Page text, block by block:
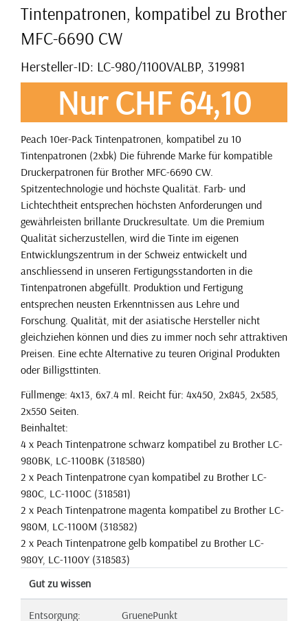
Tintenpatronen, kompatibel zu Brother
MFC-6690 CW
Hersteller-ID: LC-980/1100VALBP, 319981
Nur CHF 64,10
Peach 10er-Pack Tintenpatronen, kompatibel zu 10
Tintenpatronen (2xbk) Die führende Marke für kompatible
Druckerpatronen für Brother MFC-6690 CW.
Spitzentechnologie und höchste Qualität. Farb- und
Lichtechtheit entsprechen höchsten Anforderungen und
gewährleisten brillante Druckresultate. Um die Premium
Qualität sicherzustellen, wird die Tinte im eigenen
Entwicklungszentrum in der Schweiz entwickelt und
anschliessend in unseren Fertigungsstandorten in die
Tintenpatronen abgefüllt. Produktion und Fertigung
entsprechen neusten Erkenntnissen aus Lehre und
Forschung. Qualität, mit der asiatische Hersteller nicht
gleichziehen können und dies zu immer noch sehr attraktiven
Preisen. Eine echte Alternative zu teuren Original Produkten
oder Billigsttinten.
Füllmenge: 4x13, 6x7.4 ml. Reicht für: 4x450, 2x845, 2x585,
2x550 Seiten.
Beinhaltet:
4 x Peach Tintenpatrone schwarz kompatibel zu Brother LC-
980BK, LC-1100BK (318580)
2 x Peach Tintenpatrone cyan kompatibel zu Brother LC-
980C, LC-1100C (318581)
2 x Peach Tintenpatrone magenta kompatibel zu Brother LC-
980M, LC-1100M (318582)
2 x Peach Tintenpatrone gelb kompatibel zu Brother LC-
980Y, LC-1100Y (318583)
Gut zu wissen
Entsorgung: GruenePunkt